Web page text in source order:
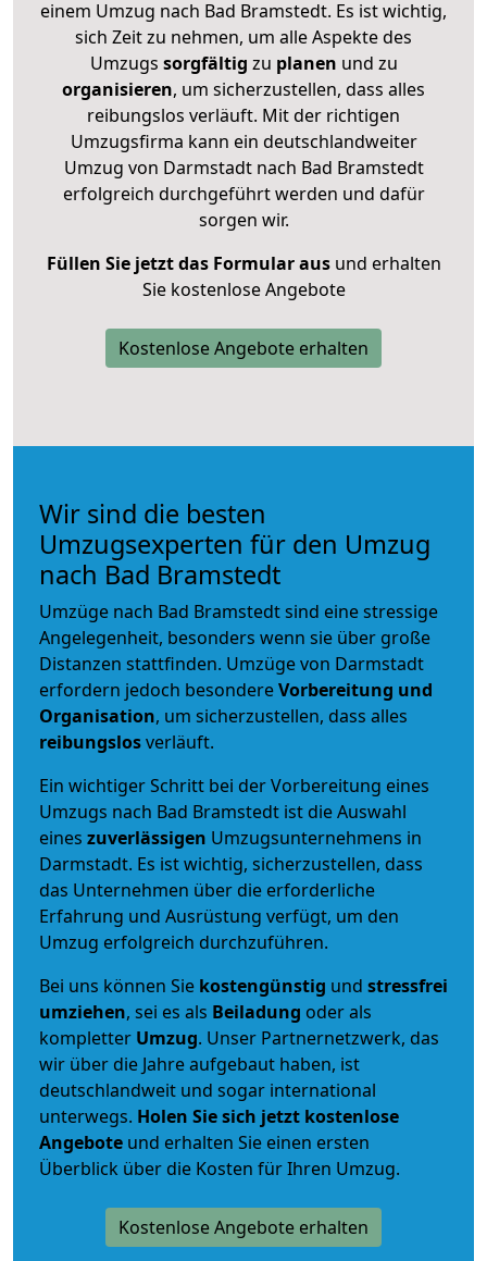
einem Umzug nach Bad Bramstedt. Es ist wichtig,
sich Zeit zu nehmen, um alle Aspekte des
Umzugs sorgfältig zu planen und zu
organisieren, um sicherzustellen, dass alles
reibungslos verläuft. Mit der richtigen
Umzugsfirma kann ein deutschlandweiter
Umzug von Darmstadt nach Bad Bramstedt
erfolgreich durchgeführt werden und dafür
sorgen wir.
Füllen Sie jetzt das Formular ausund erhalten
Sie kostenlose Angebote
Kostenlose Angebote erhalten
Wir sind die besten
Umzugsexperten für den Umzug
nach Bad Bramstedt
Umzüge nach Bad Bramstedt sind eine stressige
Angelegenheit, besonders wenn sie über große
Distanzen stattfinden. Umzüge von Darmstadt
erfordern jedoch besondereVorbereitung und
Organisation, um sicherzustellen, dass alles
reibungslosverläuft.
Ein wichtiger Schritt bei der Vorbereitung eines
Umzugs nach Bad Bramstedt ist die Auswahl
eines zuverlässigen Umzugsunternehmens in
Darmstadt. Es ist wichtig, sicherzustellen, dass
das Unternehmen über die erforderliche
Erfahrung und Ausrüstung verfügt, um den
Umzug erfolgreich durchzuführen.
Bei uns können Sie kostengünstig und stressfrei
umziehen, sei es als Beiladung oder als
kompletter Umzug. Unser Partnernetzwerk, das
wir über die Jahre aufgebaut haben, ist
deutschlandweit und sogar international
unterwegs. Holen Sie sich jetzt kostenlose
Angebote und erhalten Sie einen ersten
Überblick über die Kosten für Ihren Umzug.
Kostenlose Angebote erhalten